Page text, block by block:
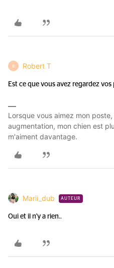
R Robert T
Est ce que vous avez regardez vos
Lorsque vous aimez mon
augmentation, mon chien est
m'aiment davantage.
Marii_dub AUTEUR
Oui et il n'y a rien..